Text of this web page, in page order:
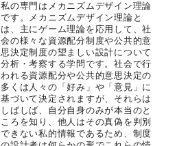
私の専門はメカニズムデザイン理論
です。メカニズムデザイン理論と
は、主にゲーム理論を応用して、社
会の様々な資源配分制度や公共的意
思決定制度の望ましい設計について
分析・考察する学問です。社会で行
われる資源配分や公共的意思決定の
多くは人々の「好み」や「意見」に
基づいて決定されますが、それらは
しばしば、自分自身のみが本当のと
ころを知り、他人はその真偽を判別
できない私的情報であるため、制度